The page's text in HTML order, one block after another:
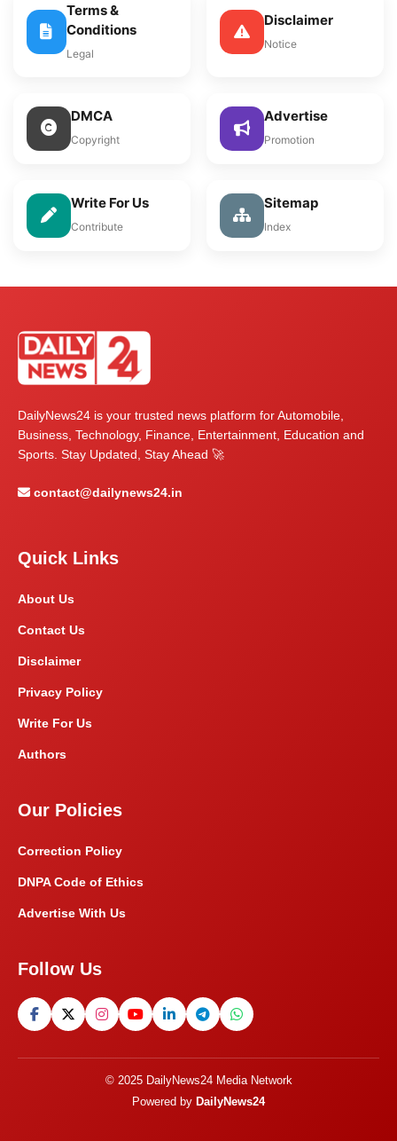
Terms &
Conditions
Legal
Disclaimer
Notice
DMCA
Copyright
Advertise
Promotion
Write For Us
Contribute
Sitemap
Index
DailyNews24 is your trusted news platform for Automobile,
Business, Technology, Finance, Entertainment, Education and
Sports. Stay Updated, Stay Ahead 🚀
contact@dailynews24.in
Quick Links
About Us
Contact Us
Disclaimer
Privacy Policy
Write For Us
Authors
Our Policies
Correction Policy
DNPA Code of Ethics
Advertise With Us
Follow Us
© 2025 DailyNews24 Media Network
Powered by DailyNews24